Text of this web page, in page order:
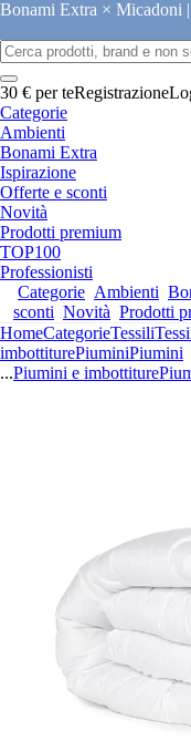
Bonami Extra × Micadoni |
30 € per teRegistrazione
Categorie
Ambienti
Bonami Extra
Ispirazione
Offerte e sconti
Novità
Prodotti premium
TOP100
Professionisti
Categorie Ambienti
sconti Novità Prodotti
HomeCategorieTessili
imbottiturePiuminiPiumini
...Piumini e imbottiture